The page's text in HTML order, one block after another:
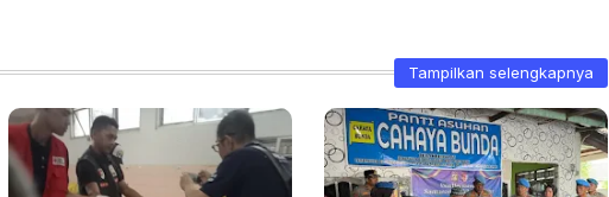
Tampilkan selengkapnya